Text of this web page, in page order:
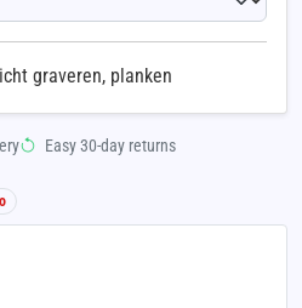
graveren, planken
Easy 30-day returns